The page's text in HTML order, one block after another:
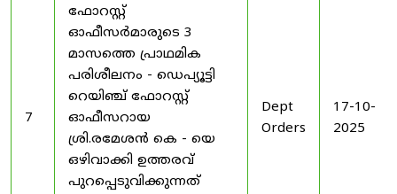
7
ഫോറസ്റ്റ്
ഓഫീസർമാരുടെ 3
മാസത്തെ പ്രാഥമിക
പരിശീലനം - ഡെപ്യൂട്ടി
റെയിഞ്ച് ഫോറസ്റ്റ്
ഓഫീസറായ
ശ്രി.രമേശൻ കെ - യെ
ഒഴിവാക്കി ഉത്തരവ്
പുറപ്പെടുവിക്കുന്നത്
Dept
Orders
17-10-
2025